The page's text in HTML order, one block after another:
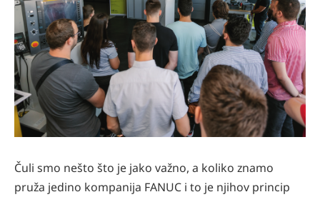
Čuli smo nešto što je jako važno, a koliko znamo
pruža jedino kompanija FANUC i to je njihov princip